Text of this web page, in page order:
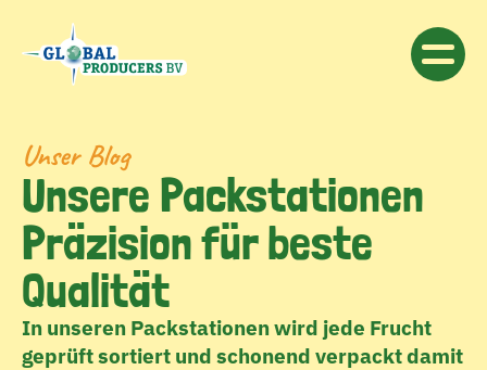
Unser Blog
Unsere Packstationen
Präzision für beste
Qualität
In unseren Packstationen wird jede Frucht
geprüft sortiert und schonend verpackt damit